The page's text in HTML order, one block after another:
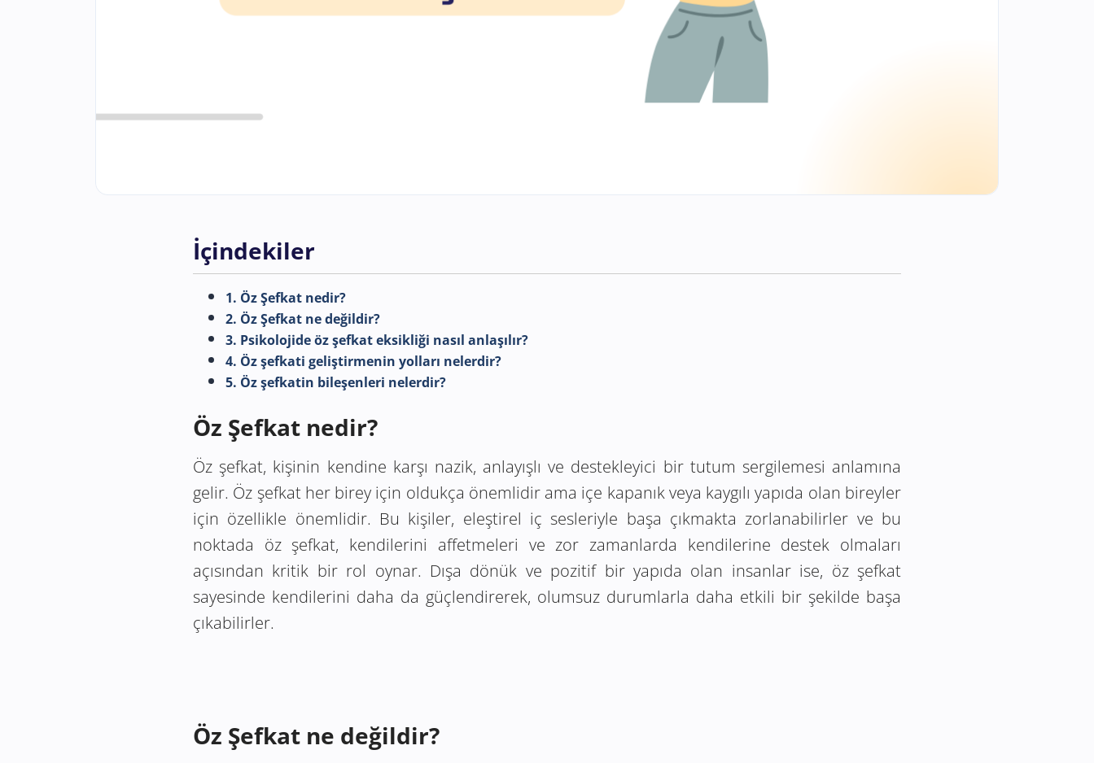
İçindekiler
1. Öz Şefkat nedir?
2. Öz Şefkat ne değildir?
3. Psikolojide öz şefkat eksikliği nasıl anlaşılır?
4. Öz şefkati geliştirmenin yolları nelerdir?
5. Öz şefkatin bileşenleri nelerdir?
Öz Şefkat nedir?
Öz şefkat, kişinin kendine karşı nazik, anlayışlı ve destekleyici bir tutum sergilemesi anlamına
gelir. Öz şefkat her birey için oldukça önemlidir ama içe kapanık veya kaygılı yapıda olan bireyler
için özellikle önemlidir. Bu kişiler, eleştirel iç sesleriyle başa çıkmakta zorlanabilirler ve bu
noktada öz şefkat, kendilerini affetmeleri ve zor zamanlarda kendilerine destek olmaları
açısından kritik bir rol oynar. Dışa dönük ve pozitif bir yapıda olan insanlar ise, öz şefkat
sayesinde kendilerini daha da güçlendirerek, olumsuz durumlarla daha etkili bir şekilde başa
çıkabilirler.
Öz Şefkat ne değildir?